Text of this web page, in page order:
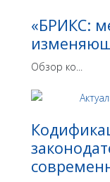
«БРИКС:
Обзор ко...